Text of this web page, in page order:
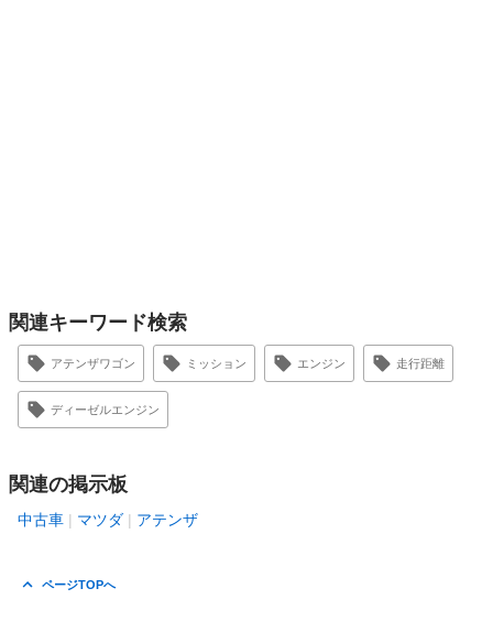
関連キーワード検索
アテンザワゴン ミッション エンジン 走行距離
ディーゼルエンジン
関連の掲示板
中古車 マツダ アテンザ
ページTOPへ